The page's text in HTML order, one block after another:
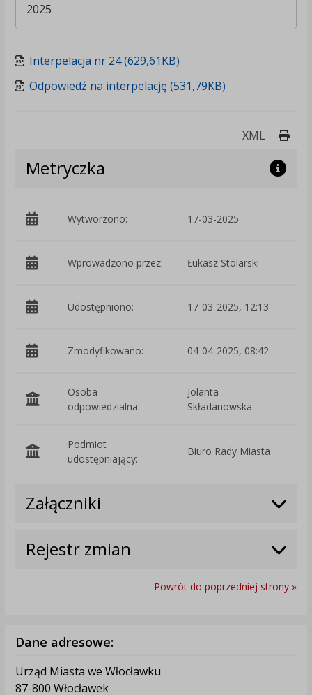
2025
Interpelacja nr 24 (629,61KB)
Odpowiedź na interpelację (531,79KB)
XML
Metryczka
Wytworzono: 17-03-2025
Wprowadzono przez: Łukasz Stolarski
Udostępniono: 17-03-2025, 12:13
Zmodyfikowano: 04-04-2025, 08:42
Osoba
odpowiedzialna:
Jolanta
Składanowska
Podmiot
udostępniający:
Biuro Rady Miasta
Załączniki
Rejestr zmian
Powrót do poprzedniej strony »
Dane adresowe:
Urząd Miasta we Włocławku
87-800 Włocławek